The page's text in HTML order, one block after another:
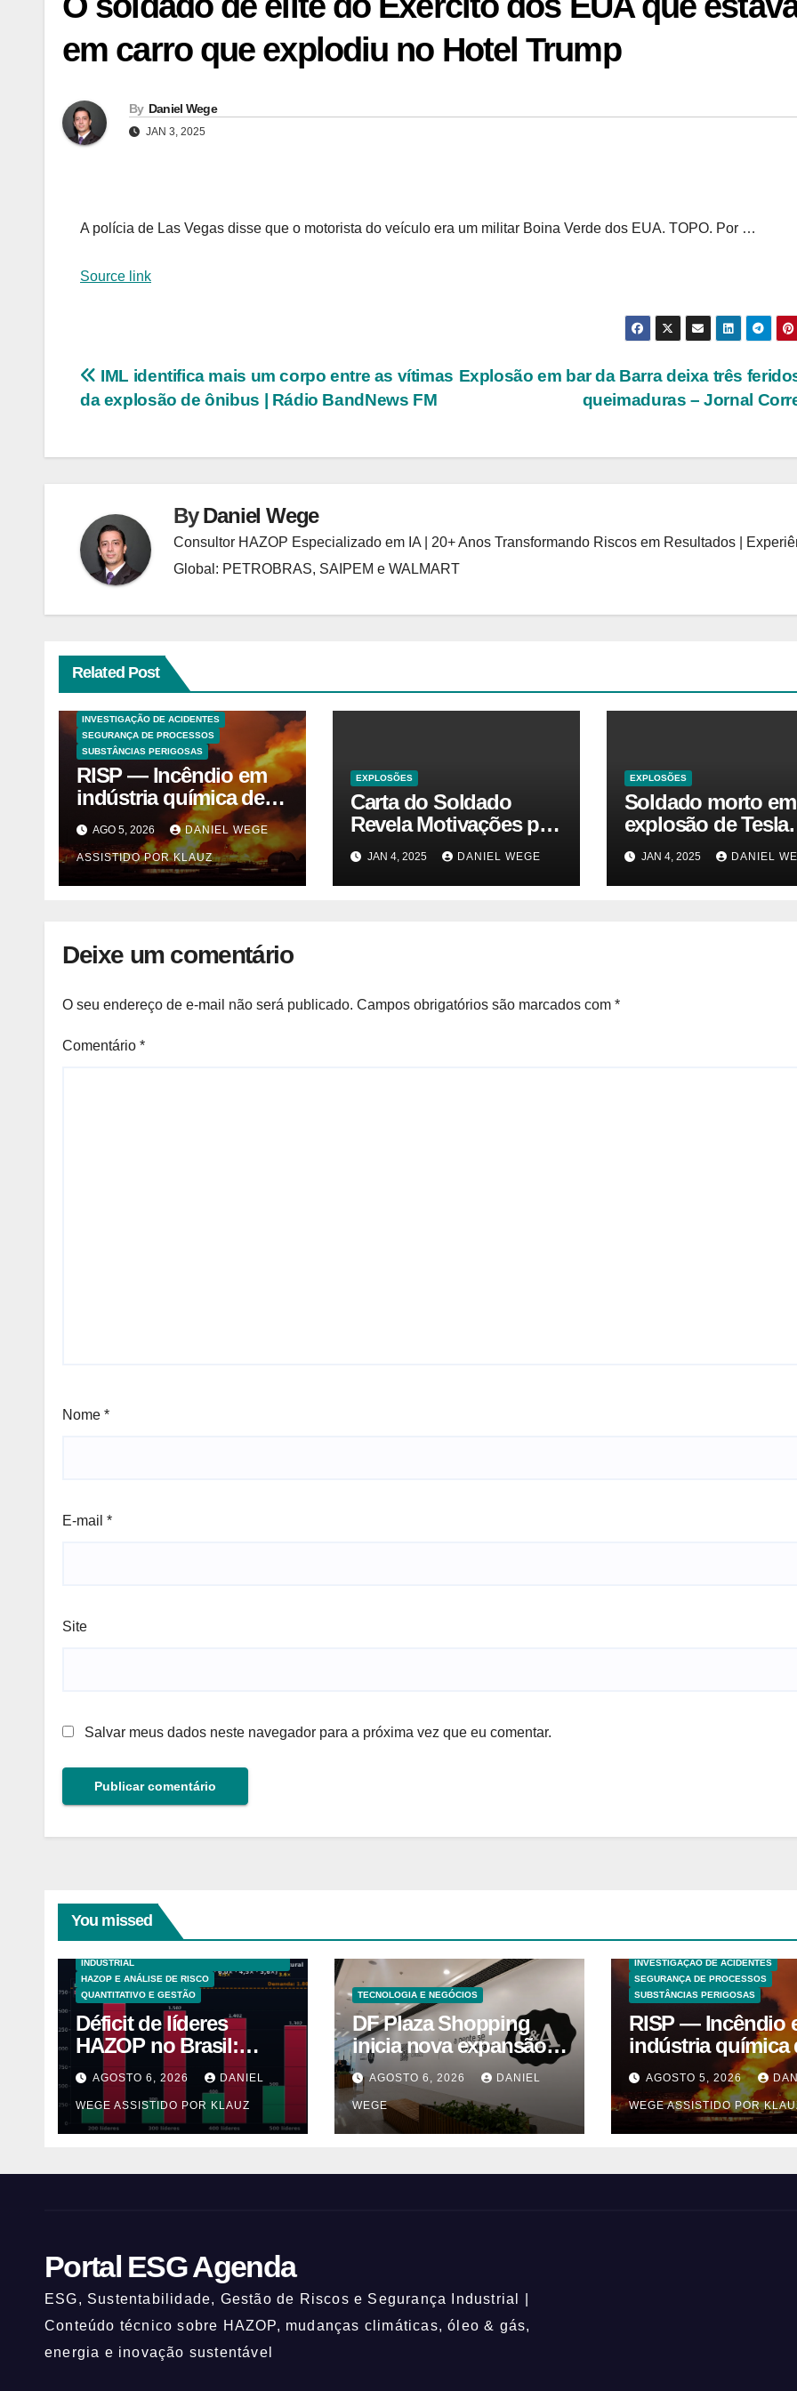
em carro que explodiu no Hotel Trump
By Daniel Wege
JAN 3, 2025
A polícia de Las Vegas disse que o motorista do veículo era um militar Boina Verde dos EUA. TOPO. Por …
Source link
Navegação
Post
Explosão em bar da Barra deixa três
queimaduras – Jornal
IML identifica mais um corpo entre as vítimas
da explosão de ônibus | Rádio BandNews FM
ByDaniel Wege
Consultor HAZOP Especializado em IA | 20+ Anos Transformando Riscos em Resultados |
Global: PETROBRAS, SAIPEM e WALMART
Related Post
EXPLOSÕES
INVESTIGAÇÃO DE ACIDENTES
SEGURANÇA DE PROCESSOS
SUBSTÂNCIAS PERIGOSAS
RISP — Incêndio em
indústria química de
solventes em
Itaquaquecetuba/SP
(UNIQUIMA/Quema)
AGO 5, 2026 DANIEL WEGE
ASSISTIDO POR KLAUZ
EXPLOSÕES
Carta do Soldado
Revela Motivações por
Trás da Explosão do
Cybertruck em Las
Vegas – Gazeta Brasil
JAN 4, 2025 DANIEL WEGE
EXPLOSÕES
Soldado morto em
explosão de Tesla
sofria de estresse
traumático e temia
‘colapso’ dos EUA
JAN 4, 2025 DANIEL
Deixe um comentário
O seu endereço de e-mail não será publicado. Campos obrigatórios são marcados com *
Comentário *
Nome *
E-mail *
Site
Salvar meus dados neste navegador para a próxima vez que eu comentar.
You missed
INDUSTRIAL
HAZOP E ANÁLISE DE RISCO
QUANTITATIVO E GESTÃO
Déficit de líderes
HAZOP no Brasil:
faltam 1.300 a 1.600
líderes-ano para 5.265
plantas de alto risco
AGOSTO 6, 2026 DANIEL
WEGE ASSISTIDO POR KLAUZ
TECNOLOGIA E NEGÓCIOS
DF Plaza Shopping
inicia nova expansão
com a chegada de
grandes marcas e
inauguração de
espaço infantil – Dicas
AGOSTO 6, 2026 DANIEL
WEGE
INVESTIGAÇÃO DE ACIDENTES
SEGURANÇA DE PROCESSOS
SUBSTÂNCIAS PERIGOSAS
RISP — Incêndio
indústria química
solventes em
Itaquaquecetuba/
(UNIQUIMA/
AGOSTO 5, 2026
WEGE ASSISTIDO POR
Portal ESG Agenda
ESG, Sustentabilidade, Gestão de Riscos e Segurança Industrial |
Conteúdo técnico sobre HAZOP, mudanças climáticas, óleo & gás,
energia e inovação sustentável